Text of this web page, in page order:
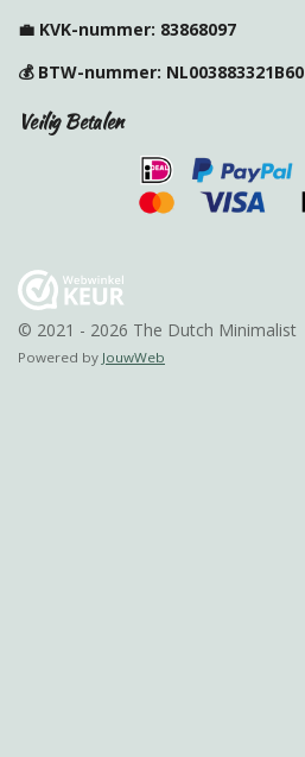
o
r
m
e
t
💼 KVK-nummer: 83868097
💰 BTW-nummer: NL003883321B60
Veilig Betalen
© 2021 - 2026 The Dutch Minimalist
Powered by JouwWeb